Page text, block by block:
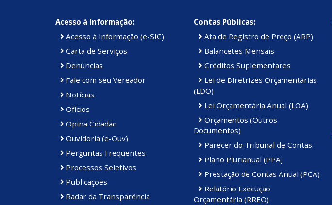
Acesso à Informação:
Acesso à Informação (e-SIC)
Carta de Serviços
Denúncias
Fale com seu Vereador
Notícias
Ofícios
Opina Cidadão
Ouvidoria (e-Ouv)
Perguntas Frequentes
Processos Seletivos
Publicações
Radar da Transparência
Contas Públicas:
Ata de Registro de Preço (ARP)
Balancetes Mensais
Créditos Suplementares
Lei de Diretrizes Orçamentárias
(LDO)
Lei Orçamentária Anual (LOA)
Orçamentos (Outros
Documentos)
Parecer do Tribunal de Contas
Plano Plurianual (PPA)
Prestação de Contas Anual (PCA)
Relatório Execução
Orçamentária (RREO)